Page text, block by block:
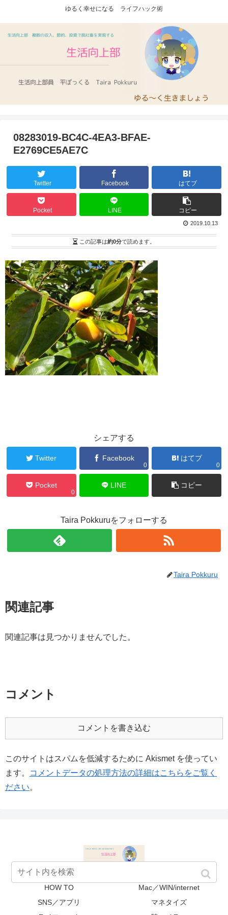
ゆるく幸せになる ライフハック術
08283019-BC4C-4EA3-BFAE-
E2769CE5AE7C
Twitter Facebook はてブ
Pocket LINE コピー
2019.10.13
この記事は約0分で読めます。
シェアする
Twitter Facebook
0
はてブ
0
Pocket
0
LINE コピー
Taira Pokkuruをフォローする
Taira Pokkuru
関連記事
関連記事は見つかりませんでした。
コメント
コメントを書き込む
このサイトはスパムを低減するために Akismet を使ってい
ます。
コメントデータの処理方法の詳細はこちらをご覧く
ださい。
HOW TO
Mac／WIN/internet
SNS／アプリ
マネタイズ